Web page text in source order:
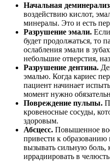
Начальная
воздействию кислот,
минералы. Это и есть
Разрушение эмали.
будет продолжаться, то
ослабления эмали в
небольшие отверстия,
Разрушение дентина.
эмалью. Когда кариес
пациент начинает
момент нужно
Повреждение пульпы.
кровеносные сосуды,
здоровым.
Абсцесс. Повышенное
привести к образованию
вызывать сильную боль,
иррадиировать в